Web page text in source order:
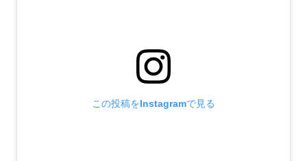
この投稿をInstagramで見る